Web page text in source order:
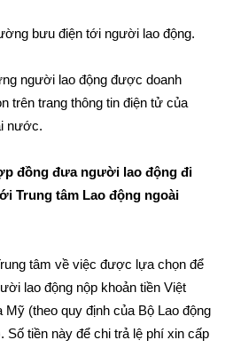
bưu điện tới người lao động.
người lao động được doanh
trên trang thông tin điện tử của
nước.
đồng đưa người lao động đi
Trung tâm Lao động ngoài
tâm về việc được lựa chọn để
lao động nộp khoản tiền Việt
(theo quy định của Bộ Lao động
Số tiền này để chi trả lệ phí xin cấp